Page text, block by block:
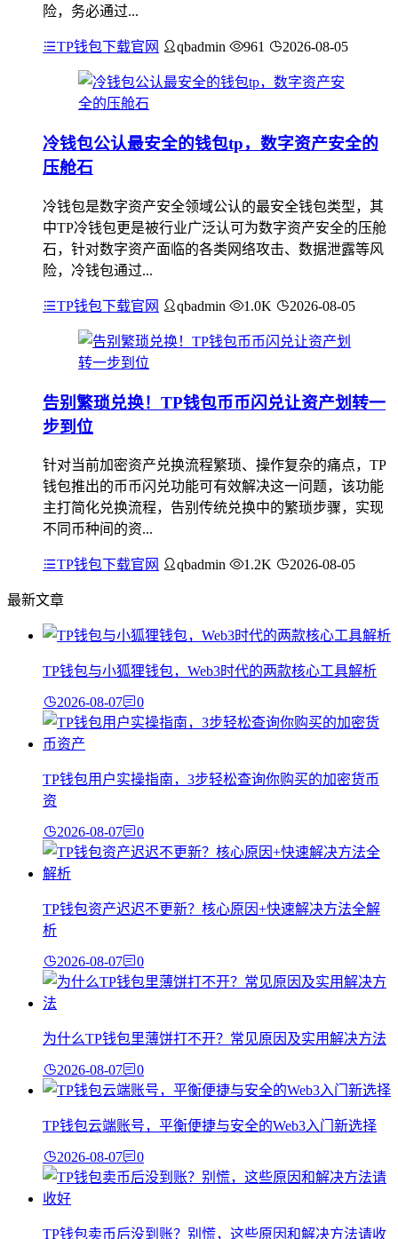
险，务必通过...
TP钱包下载官网 qbadmin 961 2026-08-05
冷钱包公认最安全的钱包tp，数字资产安全的
压舱石
冷钱包是数字资产安全领域公认的最安全钱包类型，其
中TP冷钱包更是被行业广泛认可为数字资产安全的压舱
石，针对数字资产面临的各类网络攻击、数据泄露等风
险，冷钱包通过...
TP钱包下载官网 qbadmin 1.0K 2026-08-05
告别繁琐兑换！TP钱包币币闪兑让资产划转一
步到位
针对当前加密资产兑换流程繁琐、操作复杂的痛点，TP
钱包推出的币币闪兑功能可有效解决这一问题，该功能
主打简化兑换流程，告别传统兑换中的繁琐步骤，实现
不同币种间的资...
TP钱包下载官网 qbadmin 1.2K 2026-08-05
最新文章
TP钱包与小狐狸钱包，Web3时代的两款核心工具解析
2026-08-07 0
TP钱包用户实操指南，3步轻松查询你购买的加密货币
资
2026-08-07 0
TP钱包资产迟迟不更新？核心原因+快速解决方法全解
析
2026-08-07 0
为什么TP钱包里薄饼打不开？常见原因及实用解决方法
2026-08-07 0
TP钱包云端账号，平衡便捷与安全的Web3入门新选择
2026-08-07 0
TP钱包卖币后没到账？别慌，这些原因和解决方法请收